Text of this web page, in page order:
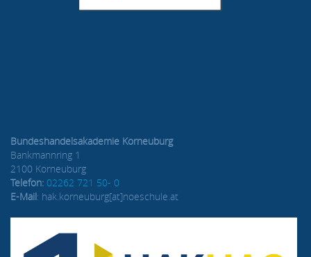
Bundeshandelsakademie Korneuburg
Bankmannring 1
2100 Korneuburg
Telefon: 02262 721 50- 0
E-Mail: hak.korneuburg[at]noeschule.at